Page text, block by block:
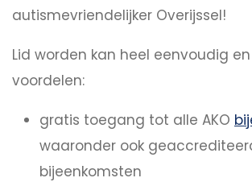
autismevriendelijker Overijssel!
Lid worden kan heel eenvoudig
voordelen:
gratis toegang tot alle AKO
waaronder ook
bijeenkomsten